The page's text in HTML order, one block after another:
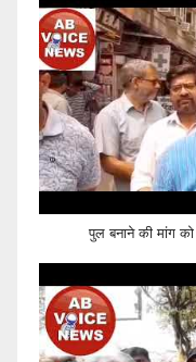
पुल बनाने की मांग को